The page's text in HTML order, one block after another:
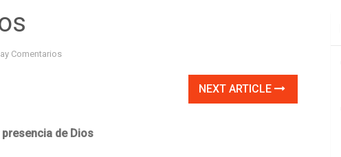
Comentarios
NEXT ARTICLE
presencia de Dios